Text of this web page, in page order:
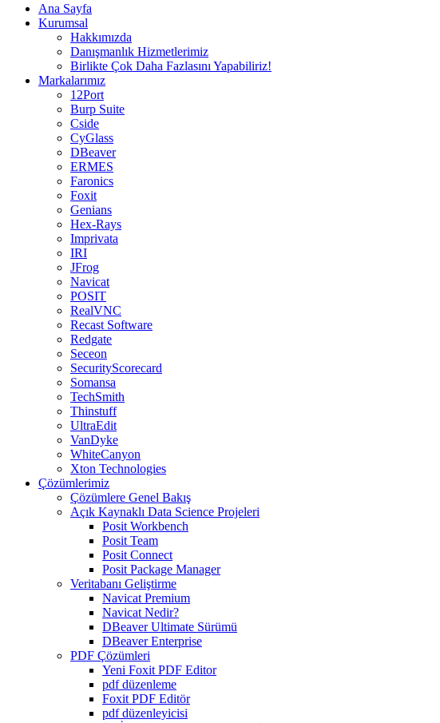
Ana Sayfa
Kurumsal
Hakkımızda
Danışmanlık Hizmetlerimiz
Birlikte Çok Daha Fazlasını Yapabiliriz!
Markalarımız
12Port
Burp Suite
Cside
CyGlass
DBeaver
ERMES
Faronics
Foxit
Genians
Hex-Rays
Imprivata
IRI
JFrog
Navicat
POSIT
RealVNC
Recast Software
Redgate
Seceon
SecurityScorecard
Somansa
TechSmith
Thinstuff
UltraEdit
VanDyke
WhiteCanyon
Xton Technologies
Çözümlerimiz
Çözümlere Genel Bakış
Açık Kaynaklı Data Science Projeleri
Posit Workbench
Posit Team
Posit Connect
Posit Package Manager
Veritabanı Geliştirme
Navicat Premium
Navicat Nedir?
DBeaver Ultimate Sürümü
DBeaver Enterprise
PDF Çözümleri
Yeni Foxit PDF Editor
pdf düzenleme
Foxit PDF Editör
pdf düzenleyicisi